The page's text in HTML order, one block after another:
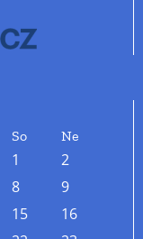
So Ne
1
2
8
9
15
16